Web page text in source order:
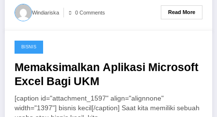
Windiariska 0 Comments Read More
January 18, 2017
BISNIS
Memaksimalkan Aplikasi Microsoft
Excel Bagi UKM
[caption id="attachment_1597" align="alignnone"
width="1397"] bisnis kecil[/caption] Saat kita memiliki sebuah